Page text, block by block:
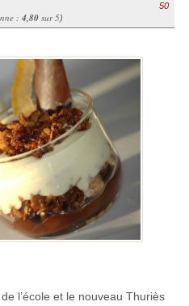
: 4,80sur 5)
50
l’école et le nouveau Thuriès